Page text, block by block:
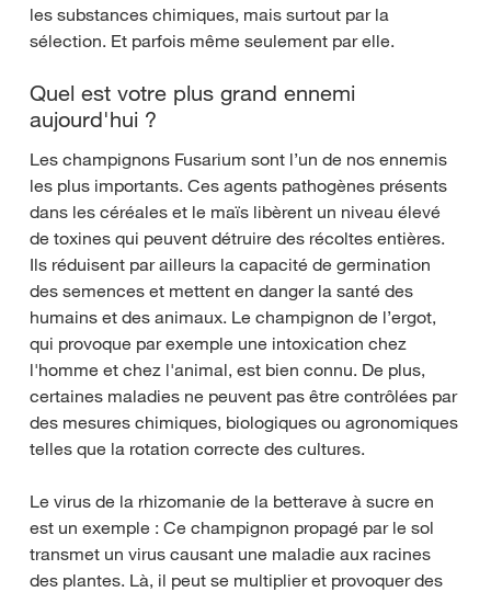
les substances chimiques, mais surtout par la
sélection. Et parfois même seulement par elle.
Quel est votre plus grand ennemi
aujourd'hui ?
Les champignons Fusarium sont l’un de nos ennemis
les plus importants. Ces agents pathogènes présents
dans les céréales et le maïs libèrent un niveau élevé
de toxines qui peuvent détruire des récoltes entières.
Ils réduisent par ailleurs la capacité de germination
des semences et mettent en danger la santé des
humains et des animaux. Le champignon de l’ergot,
qui provoque par exemple une intoxication chez
l'homme et chez l'animal, est bien connu. De plus,
certaines maladies ne peuvent pas être contrôlées par
des mesures chimiques, biologiques ou agronomiques
telles que la rotation correcte des cultures.
Le virus de la rhizomanie de la betterave à sucre en
est un exemple : Ce champignon propagé par le sol
transmet un virus causant une maladie aux racines
des plantes. Là, il peut se multiplier et provoquer des